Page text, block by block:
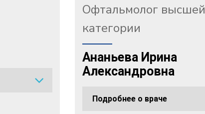
Офтальмолог высшей
категории
Ананьева Ирина
Александровна
Подробнее о враче